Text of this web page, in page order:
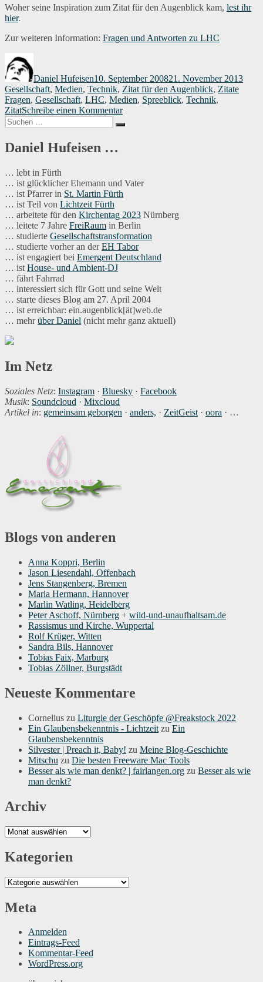
Woher seine Inspiration zum Zitat für den Augenblick kam, lest ihr
hier.
Zur weiteren Information: Fragen und Antworten zu LHC
Daniel Hufeisen10. September 200821. November 2013
Gesellschaft, Medien, Technik, Zitat für den Augenblick, Zitate
Fragen, Gesellschaft, LHC, Medien, Spreeblick, Technik,
ZitatSchreibe einen Kommentarzu
Suchen
nach:
Suchen
Daniel Hufeisen …
… lebt in Fürth
… ist glücklicher Ehemann und Vater
… ist Pfarrer in St. Martin Fürth
… ist Teil von Lichtzeit Fürth
… arbeitete für den Kirchentag 2023 Nürnberg
… leitete 7 Jahre FreiRaum in Berlin
… studierte Gesellschaftstransformation
… studierte vorher an derEH Tabor
… ist engagiert bei Emergent Deutschland
… ist House- und Ambient-DJ
… fährt Fahrrad
… interessiert sich für Gott und seine Welt
… starte dieses Blog am 27. April 2004
… ist erreichbar: ein.augenblick[ät]web.de
… mehrüber Daniel (nicht mehr ganz aktuell)
Im Netz
Soziales Netz: Instagram · Bluesky · Facebook
Musik: Soundcloud · Mixcloud
Artikel in: gemeinsam geborgen · anders, · ZeitGeist · oora · …
Blogs von anderen
Anna Koppri, Berlin
Jason Liesendahl, Offenbach
Jens Stangenberg, Bremen
Maria Hermann, Hannover
Marlin Watling, Heidelberg
Peter Aschoff, Nürnberg + wild-und-unaufhaltsam.de
Rassismus und Kirche, Wuppertal
Rolf Krüger, Witten
Sandra Bils, Hannover
Tobias Faix, Marburg
Tobias Zöllner, Burgstädt
Neueste Kommentare
Cornelius zu Liturgie der Geschöpfe @Freakstock 2022
Ein Glaubensbekenntnis - Lichtzeit zu Ein
Glaubensbekenntnis
Silvester | Preach it, Baby! zu Meine Blog-Geschichte
Mitschu zu Die besten Freeware Mac Tools
Besser als wie man denkt? | fairlangen.org zu Besser als wie
man denkt?
Archiv
Archiv
Kategorien
Kategorien
Meta
Anmelden
Eintrags-Feed
Kommentar-Feed
WordPress.org